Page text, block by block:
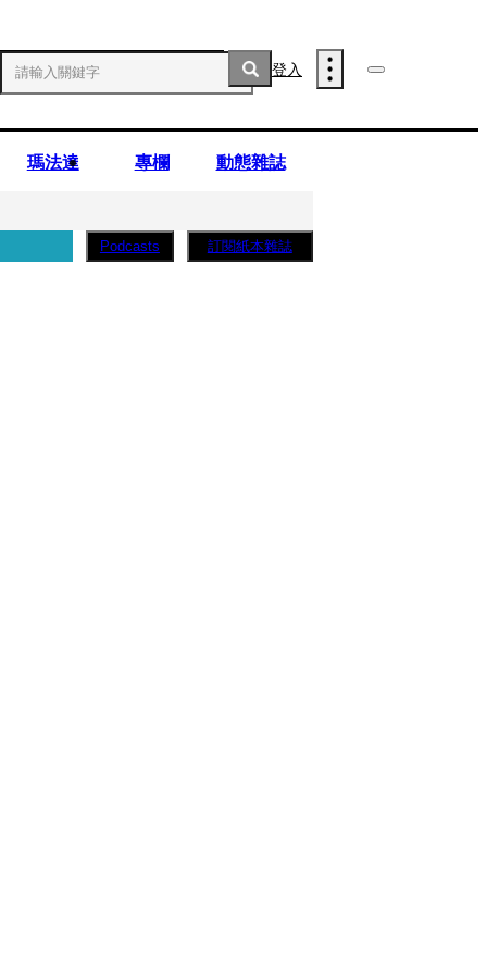
登入
瑪法達 專欄 動態雜誌
Podcasts 訂閱紙本雜誌